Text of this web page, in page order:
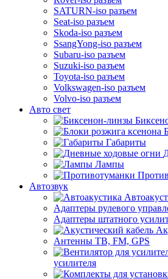
SATURN-iso разъем
Seat-iso разъем
Skoda-iso разъем
SsangYong-iso разъем
Subaru-iso разъем
Suzuki-iso разъем
Toyota-iso разъем
Volkswagen-iso разъем
Volvo-iso разъем
Авто свет
Габариты
Лампы
Автозвук
Адаптеры рулевого
Адаптеры штатного
Антенны ТВ, FM, GPS
усилителя